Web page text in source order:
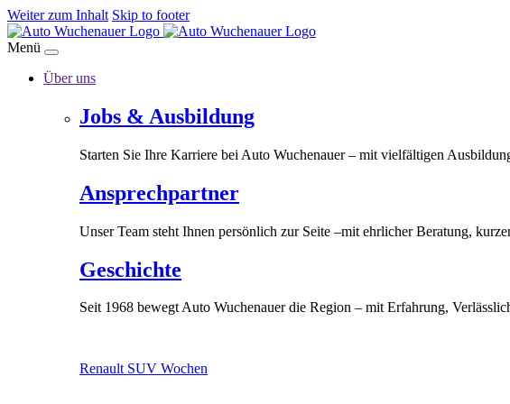
Weiter zum Inhalt Skip to footer
Menü
Über uns
Jobs & Ausbildung
Starten Sie Ihre Karriere bei Auto Wuchenauer – mit vielfältigen
Ansprechpartner
Unser Team steht Ihnen persönlich zur Seite –mit ehrlicher Beratung,
Geschichte
Seit 1968 bewegt Auto Wuchenauer die Region – mit Erfahrung,
Renault SUV Wochen